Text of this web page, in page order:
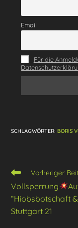
Email
Für die
SCHLAGWÖRTER: BORIS
Weitere
Artikel
ansehen
Vorheriger
Vollsperrung
“Hiobsbotschaft
Stuttgart 21